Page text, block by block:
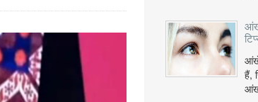
आंखें
हैं,